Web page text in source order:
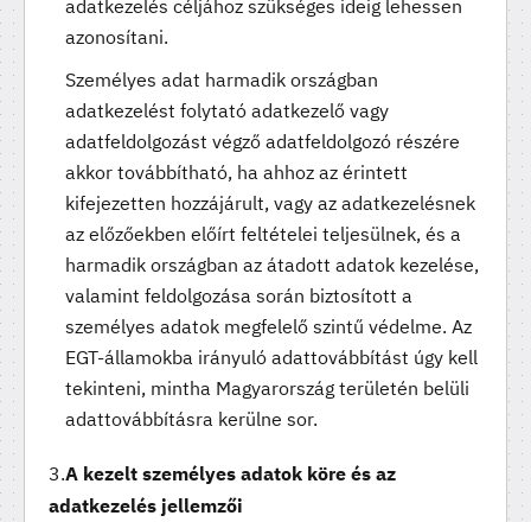
azonosítani.
Személyes adat harmadik országban
adatkezelést folytató adatkezelő vagy
adatfeldolgozást végző adatfeldolgozó részére
akkor továbbítható, ha ahhoz az érintett
kifejezetten hozzájárult, vagy az adatkezelésnek
az előzőekben előírt feltételei teljesülnek, és a
harmadik országban az átadott adatok kezelése,
valamint feldolgozása során biztosított a
személyes adatok megfelelő szintű védelme. Az
EGT-államokba irányuló adattovábbítást úgy kell
tekinteni, mintha Magyarország területén belüli
adattovábbításra kerülne sor.
A kezelt személyes adatok köre és az
adatkezelés jellemzői